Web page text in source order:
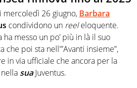
mercoledì 26 giugno, Barbara
condividono un reeleloquente.
ha messo un po’ più in là il suo
che poi sta nell'”Avanti insieme”,
in via ufficiale che ancora per la
suaJuventus.